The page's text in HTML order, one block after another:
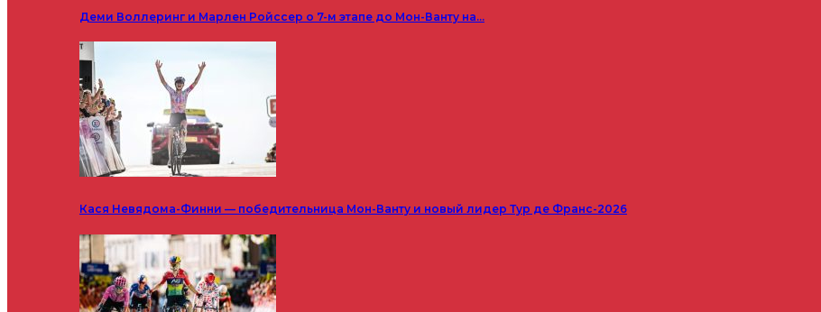
Деми Воллеринг и Марлен Ройссер о 7-м этапе до Мон-Ванту на…
Кася Невядома-Финни — победительница Мон-Ванту и новый лидер Тур де Франс-2026